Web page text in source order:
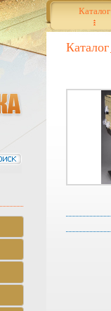
Каталог
Каталог